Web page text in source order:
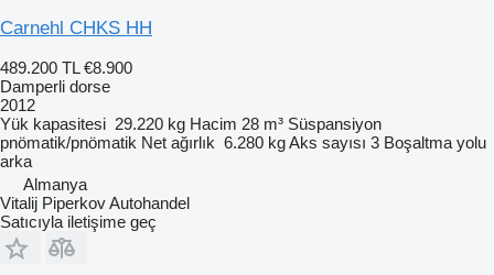
Carnehl CHKS HH
489.200 TL €8.900
Damperli dorse
2012
Yük kapasitesi 29.220 kg Hacim 28 m³ Süspansiyon
pnömatik/pnömatik Net ağırlık 6.280 kgAks sayısı 3 Boşaltma yolu
arka
Almanya
Vitalij Piperkov Autohandel
Satıcıyla iletişime geç